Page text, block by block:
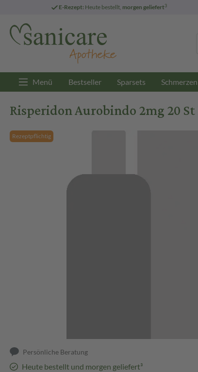
E-Rezept: Heute bestellt, morgen geliefert3
Menü Bestseller Sparsets
Risperidon Aurobindo 2mg 20
Rezeptpflichtig
Persönliche Beratung
Heute bestellt und morgen geliefert³